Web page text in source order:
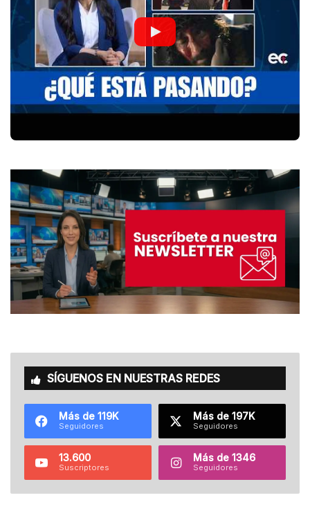
SÍGUENOS EN NUESTRAS REDES
Más de 119K
Seguidores
Más de 197K
Seguidores
13.600
Suscriptores
Más de 1346
Seguidores